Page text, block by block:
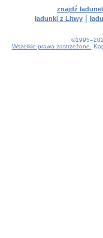
znajdź
ładunki z Litwy |
Wszelkie prawa zastrzeżone.